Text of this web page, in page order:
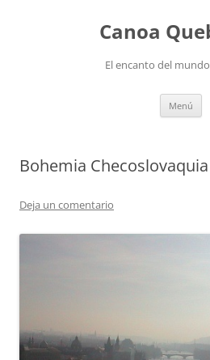
Canoa
El encanto del
Menú
Bohemia Checoslovaquia
Deja un comentario